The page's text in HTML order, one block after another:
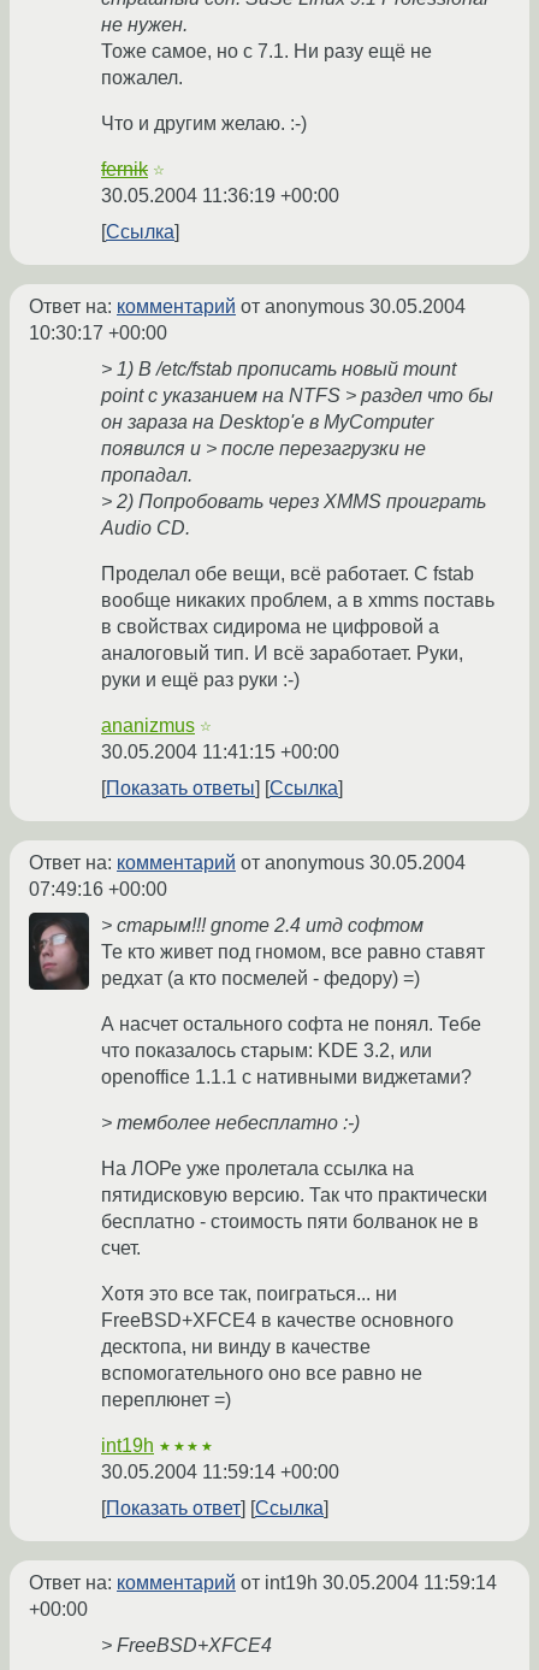
не нужен.
Тоже самое, но с 7.1. Ни разу ещё не
пожалел.
Что и другим желаю. :-)
fernik ☆
30.05.2004 11:36:19 +00:00
Ссылка
Ответ на: комментарий от anonymous 30.05.2004
10:30:17 +00:00
> 1) В /etc/fstab прописать новый mount
point с указанием на NTFS > раздел что бы
он зараза на Desktop'е в MyComputer
появился и > после перезагрузки не
пропадал.
> 2) Попробовать через XMMS проиграть
Audio CD.
Проделал обе вещи, всё работает. С fstab
вообще никаких проблем, а в xmms поставь
в свойствах сидирома не цифровой а
аналоговый тип. И всё заработает. Руки,
руки и ещё раз руки :-)
ananizmus ☆
30.05.2004 11:41:15 +00:00
Показать ответы
Ссылка
Ответ на: комментарий от anonymous 30.05.2004
07:49:16 +00:00
> старым!!! gnome 2.4 итд cофтом
Те кто живет под гномом, все равно ставят
редхат (а кто посмелей - федору) =)
А насчет остального софта не понял. Тебе
что показалось старым: KDE 3.2, или
openoffice 1.1.1 с нативными виджетами?
> темболее небесплатно :-)
На ЛОРе уже пролетала ссылка на
пятидисковую версию. Так что практически
бесплатно - стоимость пяти болванок не в
счет.
Хотя это все так, поиграться... ни
FreeBSD+XFCE4 в качестве основного
десктопа, ни винду в качестве
вспомогательного оно все равно не
переплюнет =)
int19h ★★★★
30.05.2004 11:59:14 +00:00
Показать ответ
Ссылка
Ответ на: комментарий от int19h 30.05.2004 11:59:14
+00:00
> FreeBSD+XFCE4